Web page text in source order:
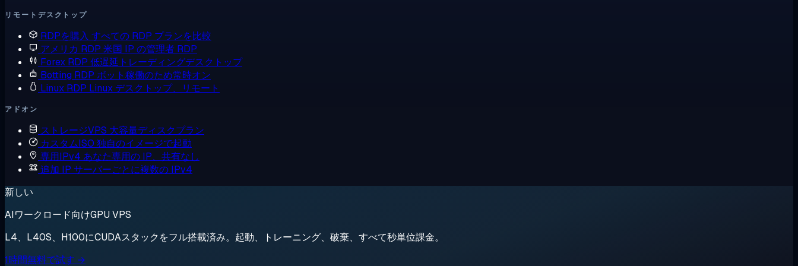
リモートデスクトップ
RDPを購入 すべての RDP プランを比較
アメリカ RDP 米国 IP の管理者 RDP
Forex RDP 低遅延トレーディングデスクトップ
Botting RDP ボット稼働のため常時オン
Linux RDP Linux デスクトップ、リモート
アドオン
ストレージVPS 大容量ディスクプラン
カスタムISO 独自のイメージで起動
専用IPv4 あなた専用の IP、共有なし
追加 IP サーバーごとに複数の IPv4
新しい
AIワークロード向けGPU VPS
L4、L40S、H100にCUDAスタックをフル搭載済み。起動、トレーニング、破棄、すべて秒単位課金。
1時間無料で試す →